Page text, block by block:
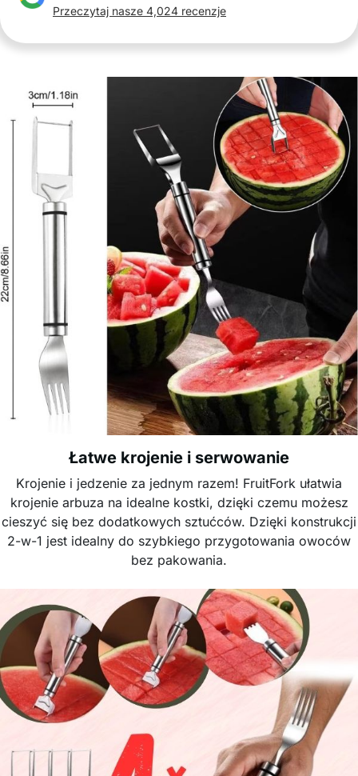
Przeczytaj nasze 4,024 recenzje
Łatwe krojenie i serwowanie
Krojenie i jedzenie za jednym razem! FruitFork ułatwia
krojenie arbuza na idealne kostki, dzięki czemu możesz
cieszyć się bez dodatkowych sztućców. Dzięki konstrukcji
2-w-1 jest idealny do szybkiego przygotowania owoców
bez pakowania.